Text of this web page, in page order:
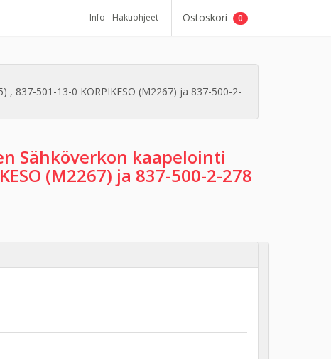
Info Hakuohjeet Ostoskori 0
837-501-13-0 KORPIKESO (M2267) ja 837-500-2-
Sähköverkon kaapelointi
(M2267) ja 837-500-2-278